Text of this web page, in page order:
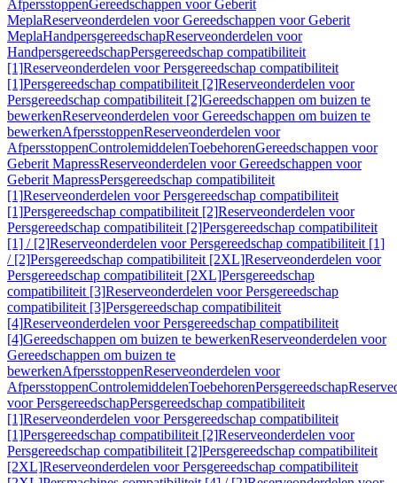
AfpersstoppenGereedschappen voor Geberit
MeplaReserveonderdelen voor Gereedschappen voor Geberit
MeplaHandpersgereedschapReserveonderdelen voor
HandpersgereedschapPersgereedschap compatibiliteit
[1]Reserveonderdelen voor Persgereedschap compatibiliteit
[1]Persgereedschap compatibiliteit [2]Reserveonderdelen voor
Persgereedschap compatibiliteit [2]Gereedschappen om buizen te
bewerkenReserveonderdelen voor Gereedschappen om buizen te
bewerkenAfpersstoppenReserveonderdelen voor
AfpersstoppenControlemiddelenToebehorenGereedschappen voor
Geberit MapressReserveonderdelen voor Gereedschappen voor
Geberit MapressPersgereedschap compatibiliteit
[1]Reserveonderdelen voor Persgereedschap compatibiliteit
[1]Persgereedschap compatibiliteit [2]Reserveonderdelen voor
Persgereedschap compatibiliteit [2]Persgereedschap compatibiliteit
[1] / [2]Reserveonderdelen voor Persgereedschap compatibiliteit [1]
/ [2]Persgereedschap compatibiliteit [2XL]Reserveonderdelen voor
Persgereedschap compatibiliteit [2XL]Persgereedschap
compatibiliteit [3]Reserveonderdelen voor Persgereedschap
compatibiliteit [3]Persgereedschap compatibiliteit
[4]Reserveonderdelen voor Persgereedschap compatibiliteit
[4]Gereedschappen om buizen te bewerkenReserveonderdelen voor
Gereedschappen om buizen te
bewerkenAfpersstoppenReserveonderdelen voor
AfpersstoppenControlemiddelenToebehorenPersgereedschap
voor PersgereedschapPersgereedschap compatibiliteit
[1]Reserveonderdelen voor Persgereedschap compatibiliteit
[1]Persgereedschap compatibiliteit [2]Reserveonderdelen voor
Persgereedschap compatibiliteit [2]Persgereedschap compatibiliteit
[2XL]Reserveonderdelen voor Persgereedschap compatibiliteit